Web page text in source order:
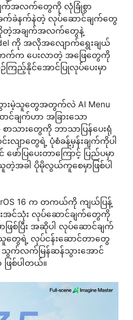
ျက်အလက်တွေကို လုံခြုံစွာ
ခက်ခဲနက်နဲတဲ့ လုပ်ဆောင်ချက်တွေ
လိုတဲ့အချက်အလက်တွေနဲ့
ကို အလိုအလျောက်ရွေးချယ်
ဘက်က ပေးလာတဲ့ အဖြေတွေကို
ြည့်နိုင်အောင်ပြုလုပ်ပေးမှာ
းမဲ့သူတွေအတွက်လဲ AI Menu
င်ချက်ဟာ အခြားသော
သားတွေကို ဘာသာပြန်ပေးရုံ
းလျာတွေရဲ့ ပုံစံခန့်မှန်းချက်ကိုပါ
ော်ပြပေးတာကြောင့် ပြည်ပမှာ
အခါ ပိုမိုလွယ်ကူစေမှာဖြစ်ပါ
16 က တကယ်ကို ကျယ်ပြန့်
မ်းအင်သုံး လုပ်ဆောင်ချက်တွေကို
စ်ပြီး အဆိုပါ လုပ်ဆောင်ချက်
ေရဲ့ လုပ်ငန်းဆောင်တာတွေ
သွက်လက်မြန်ဆန်သွားအောင်
ဖြစ်ပါတယ်။